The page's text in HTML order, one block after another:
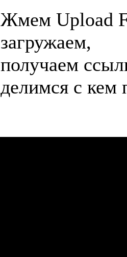
Жмем Upload
загружаем,
получаем
делимся с кем